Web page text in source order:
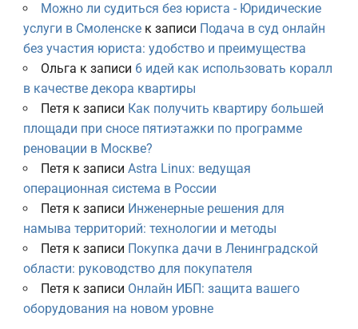
Можно ли судиться без юриста - Юридические
услуги в Смоленскек записи Подача в суд онлайн
без участия юриста: удобство и преимущества
Ольга к записи 6 идей как использовать коралл
в качестве декора квартиры
Петя к записи Как получить квартиру большей
площади при сносе пятиэтажки по программе
реновации в Москве?
Петя к записи Astra Linux: ведущая
операционная система в России
Петя к записи Инженерные решения для
намыва территорий: технологии и методы
Петя к записи Покупка дачи в Ленинградской
области: руководство для покупателя
Петя к записи Онлайн ИБП: защита вашего
оборудования на новом уровне